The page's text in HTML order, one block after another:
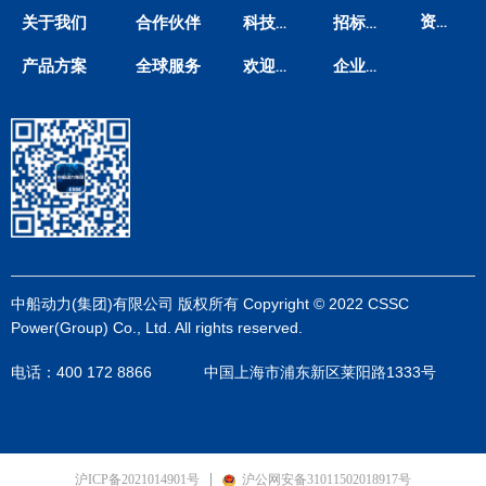
关于我们
产品方案
合作伙伴
全球服务
科技创新
欢迎垂询
招标信息
企业邮箱
资料下载
中船动力(集团)有限公司 版权所有 Copyright © 2022 CSSC
Power(Group) Co., Ltd. All rights reserved.
电话：400 172 8866 中国上海市浦东新区莱阳路1333号
沪ICP备2021014901号 沪公网安备31011502018917号